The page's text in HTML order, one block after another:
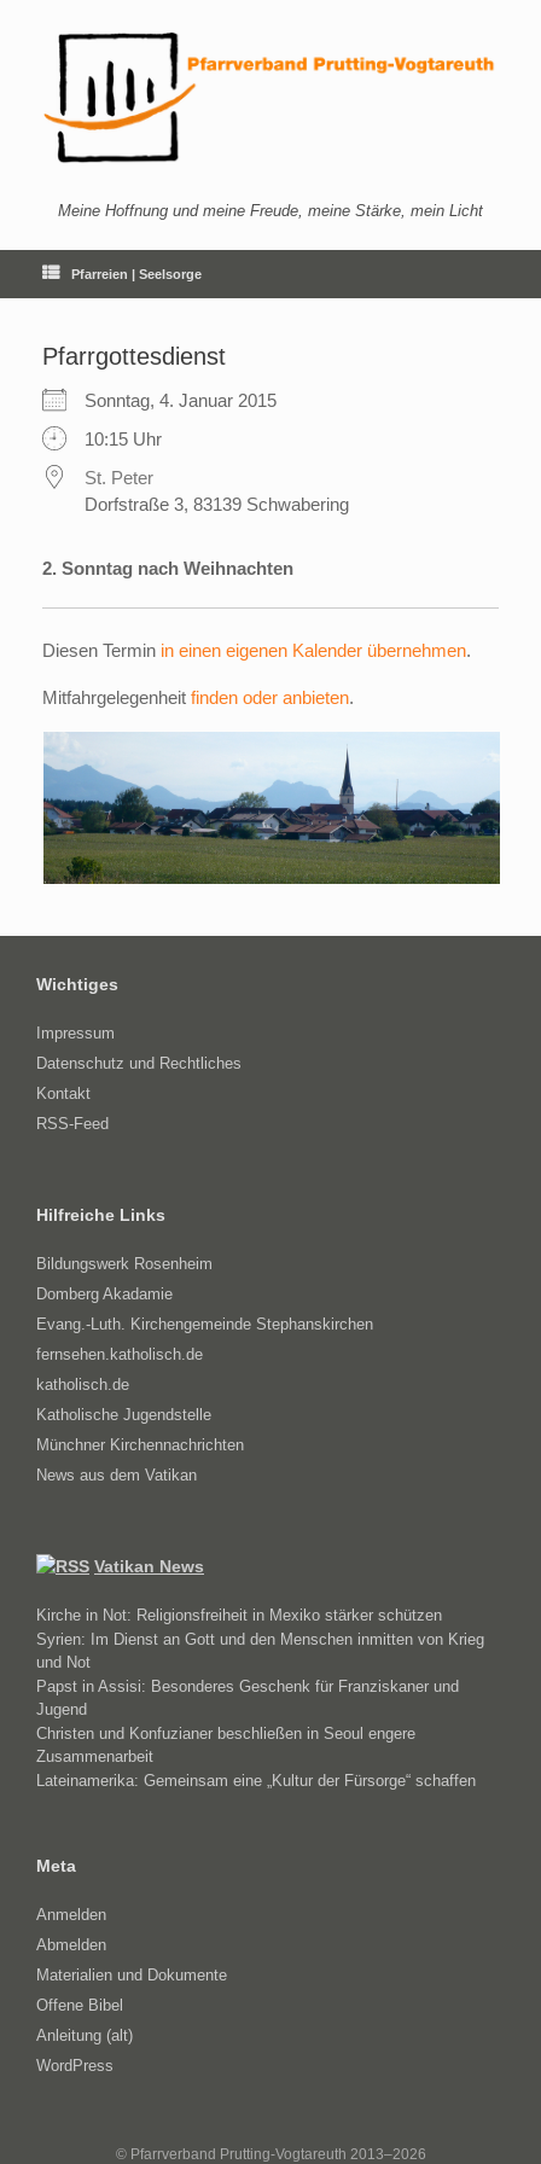
Meine Hoffnung und meine Freude, meine Stärke, mein Licht
Pfarreien | Seelsorge
Pfarrgottesdienst
Sonntag, 4. Januar 2015
10:15 Uhr
St. Peter
Dorfstraße 3, 83139 Schwabering
2. Sonntag nach Weihnachten
Diesen Termin in einen eigenen Kalender übernehmen.
Mitfahrgelegenheit finden oder anbieten.
Wichtiges
Impressum
Datenschutz und Rechtliches
Kontakt
RSS-Feed
Hilfreiche Links
Bildungswerk Rosenheim
Domberg Akadamie
Evang.-Luth. Kirchengemeinde Stephanskirchen
fernsehen.katholisch.de
katholisch.de
Katholische Jugendstelle
Münchner Kirchennachrichten
News aus dem Vatikan
Vatikan News
Kirche in Not: Religionsfreiheit in Mexiko stärker schützen
Syrien: Im Dienst an Gott und den Menschen inmitten von Krieg
und Not
Papst in Assisi: Besonderes Geschenk für Franziskaner und
Jugend
Christen und Konfuzianer beschließen in Seoul engere
Zusammenarbeit
Lateinamerika: Gemeinsam eine „Kultur der Fürsorge“ schaffen
Meta
Anmelden
Abmelden
Materialien und Dokumente
Offene Bibel
Anleitung (alt)
WordPress
© Pfarrverband Prutting-Vogtareuth 2013–2026